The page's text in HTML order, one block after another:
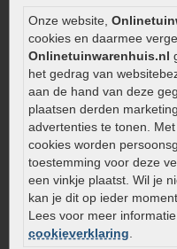
Onze website,
cookies en daarmee
Onlinetuinwarenhuis.nl
het gedrag van
aan de hand van deze
plaatsen derden
advertenties te tonen.
cookies worden
toestemming voor deze
een vinkje plaatst. Wil je
kan je dit op ieder
Lees voor meer
cookieverklaring
Aanlegtips voor gebakken
Zelf een terras aanleggen
Kleine stadstuin inrichten
0320 – 219170
Kaapstanderweg 41
8243 RB Lelystad
Routebeschrijving
Openingstijden